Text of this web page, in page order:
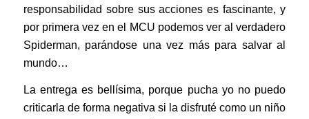
responsabilidad sobre sus acciones es fascinante, y
por primera vez en el MCU podemos ver al verdadero
Spiderman, parándose una vez más para salvar al
mundo…
La entrega es bellísima, porque pucha yo no puedo
criticarla de forma negativa si la disfruté como un niño